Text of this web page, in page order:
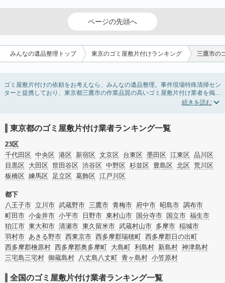
ページの先頭へ
みんなの遺品整理トップ 東京のゴミ屋敷片付けランキング 三鷹市の
ゴミ屋敷片付けの依頼をお考えなら、みんなの遺品整理。事件現場特殊清掃セン
ターと提携しており、東京都三鷹市の作業品質の高いゴミ屋敷片付け業者を掲載
しています。汚部屋の片付けに伴う不用品の処分・回収・引き取りから、外虫の
条件を利用し検索してみましょう。ゴミ屋敷になってしまう方は高齢で体力的に
掃除するのが難しい、認知症やセルフネグレクトになってしまう、精神的なスト
レスなど様々な原因があります。
またお役立ち情報も豊富なので、部屋を埋めつくす大量のゴミを自力で片付ける
方法についてもチェックしてみてください。
東京都のゴミ屋敷片付け業者ランキング一覧
23区
千代田区 中央区 港区 新宿区 文京区 台東区 墨田区 江東区 品川区
目黒区
大田区 世田谷区 渋谷区 中野区 杉並区 豊島区 北区 荒川区
板橋区 練馬区 足立区 葛飾区 江戸川区
都下
八王子市 立川市 武蔵野市 三鷹市 青梅市 府中市 昭島市 調布市
町田市 小金井市 小平市 日野市 東村山市 国分寺市 国立市 福生市
狛江市 東大和市 清瀬市 東久留米市 武蔵村山市 多摩市 稲城市
羽村市 あきる野市 西東京市 西多摩郡瑞穂町 西多摩郡日の出町
西多摩郡檜原村 西多摩郡奥多摩町 大島町 利島村 新島村 神津島村
三宅島三宅村 御蔵島村 八丈島八丈町 青ヶ島村 小笠原村
全国のゴミ屋敷片付け業者ランキング一覧